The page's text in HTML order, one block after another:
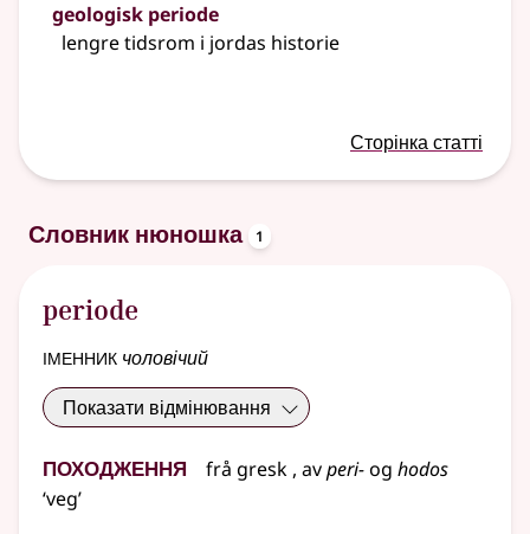
geologisk periode
lengre tidsrom i jordas historie
Сторінка статті
Словник нюношка 1
periode
іменник чоловічий
Показати відмінювання
Походження frå gresk , avperi-og hodos
‘veg’